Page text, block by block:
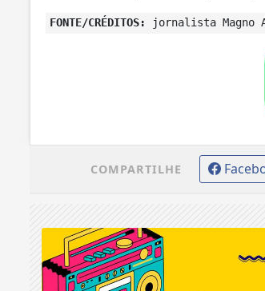
FONTE/CRÉDITOS: jornalista Magno
COMPARTILHE